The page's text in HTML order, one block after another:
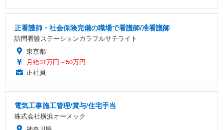
正看護師・社会保険完備の職場で看護師/准看護師
訪問看護ステーションカラフルサテライト
東京都
月給31万円～50万円
正社員
電気工事施工管理/賞与/住宅手当
株式会社横浜オーメック